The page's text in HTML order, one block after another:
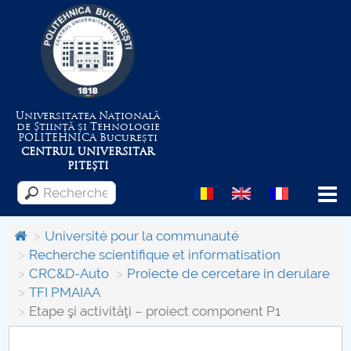
Universitatea Națională
de Știință și Tehnologie
POLITEHNICABucurești
CENTRUL UNIVERSITAR
PITEȘTI
Menu
Despre Universitate
Centrul de Management al Proiectelor
Université pour la communauté
Recherche scientifique et informatisation
CRC&D-Auto
Proiecte de cercetare in derulare
TFI PMAIAA
Etape şi activităţi – proiect component P1